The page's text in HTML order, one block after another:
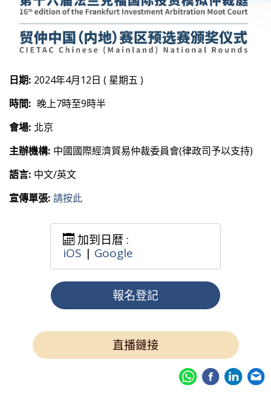
日期: 2024年4月12日 ( 星期五 )
時間: 晚上7時至9時半
會場: 北京
主辦機構: 中國國際經濟貿易仲裁委員會(律政司予以支持)
語言: 中文/英文
宣傳單張: 請按此
加到日暦 :
iOS | Google
報名登記
直播鏈接